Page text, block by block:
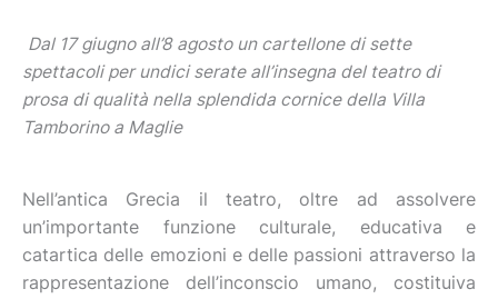
Dal 17 giugno all’8 agosto un cartellone di sette
spettacoli per undici serate all’insegna del teatro di
prosa di qualità nella splendida cornice della Villa
Tamborino a Maglie
Nell’antica Grecia il teatro, oltre ad assolvere
un’importante funzione culturale, educativa e
catartica delle emozioni e delle passioni attraverso la
rappresentazione dell’inconscio umano, costituiva